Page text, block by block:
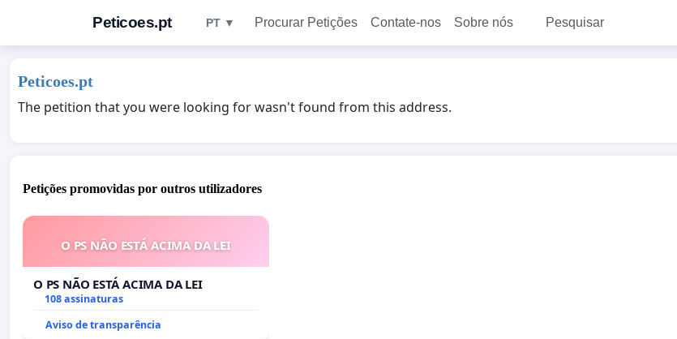
Peticoes.pt PT ▼ Procurar Petições Contate-nos Sobre nós Pesquisar
Peticoes.pt
The petition that you were looking for wasn't found from this address.
Petições promovidas por outros utilizadores
O PS NÃO ESTÁ ACIMA DA LEI
O PS NÃO ESTÁ ACIMA DA LEI
108 assinaturas
Aviso de transparência